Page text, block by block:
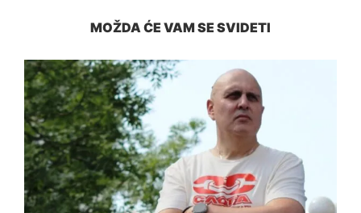
MOŽDA ĆE VAM SE SVIDETI